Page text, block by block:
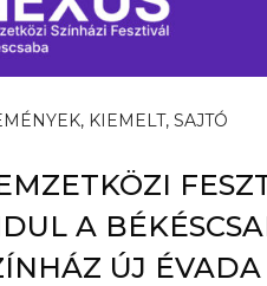
KIEMELT, SAJTÓ
A
ÚJ ÉVADA